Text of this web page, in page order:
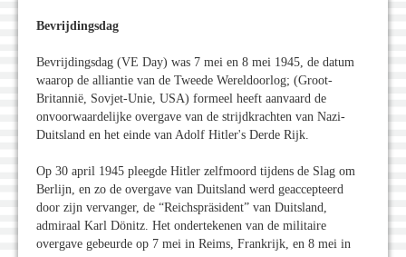
Bevrijdingsdag
Bevrijdingsdag (VE Day) was 7 mei en 8 mei 1945, de datum
waarop de alliantie van de Tweede Wereldoorlog; (Groot-
Britannië, Sovjet-Unie, USA) formeel heeft aanvaard de
onvoorwaardelijke overgave van de strijdkrachten van Nazi-
Duitsland en het einde van Adolf Hitler's Derde Rijk.
Op 30 april 1945 pleegde Hitler zelfmoord tijdens de Slag om
Berlijn, en zo de overgave van Duitsland werd geaccepteerd
door zijn vervanger, de “Reichspräsident” van Duitsland,
admiraal Karl Dönitz. Het ondertekenen van de militaire
overgave gebeurde op 7 mei in Reims, Frankrijk, en 8 mei in